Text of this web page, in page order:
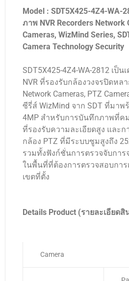
Model : SDT5X425-4Z4-WA-
ภาพ NVR Recorders Network
Cameras, WizMind Series,
Camera Technology Security
SDT5X425-4Z4-WA-2812 เป็
NVR ที่รองรับกล้องวงจรปิดหล
Network Cameras, PTZ
ซีรี่ส์ WizMind จาก SDT ที่มา
4MP สำหรับการบันทึกภาพที่ค
ที่รองรับความละเอียดสูง และ
กล้อง PTZ ที่มีระบบซูมสูงถึง
รวมทั้งฟังก์ชั่นการตรวจจับกา
ในพื้นที่ที่ต้องการตรวจสอบกา
เขตที่ตั้ง
Details Product (รายละเอียดสิ
Camera